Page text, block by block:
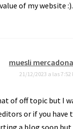
of my website :).
muesli mercadona
21/12/2023 a las 7:52
of off topic but I
editors or if you
a blog soon but